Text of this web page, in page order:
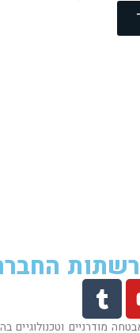
מודרניים וטכנולוגיים